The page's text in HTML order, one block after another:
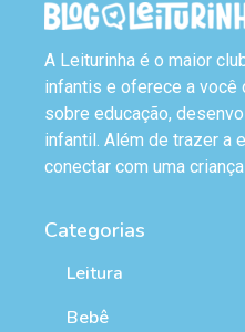
A Leiturinha é o maior
infantis e oferece a você
sobre educação,
infantil. Além de trazer a
conectar com uma
Categorias
Leitura
Bebê